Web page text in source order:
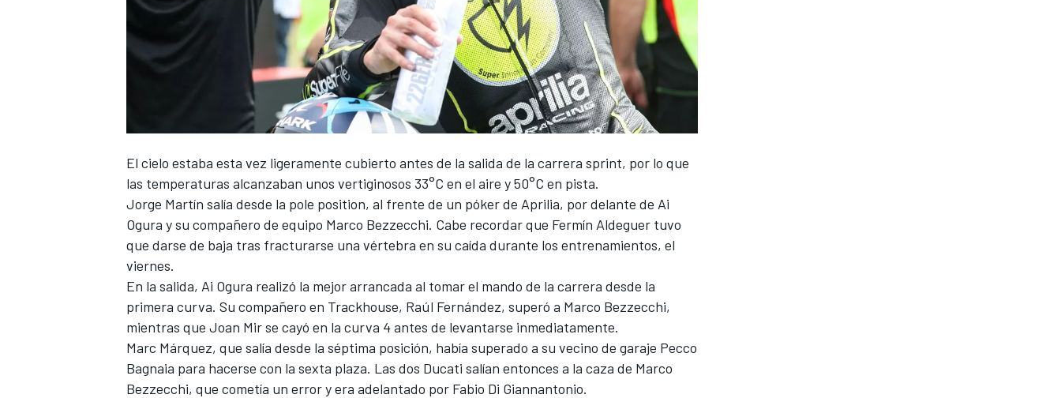
NASCAR CUP
FÓRMULA E
El cielo estaba esta vez ligeramente cubierto antes de la salida de la carrera sprint, por lo que
las temperaturas alcanzaban unos vertiginosos 33°C en el aire y 50°C en pista.
Jorge Martín salía desde la pole position, al frente de un póker de Aprilia, por delante de Ai
Ogura y su compañero de equipo Marco Bezzecchi. Cabe recordar que Fermín Aldeguer tuvo
que darse de baja tras fracturarse una vértebra en su caída durante los entrenamientos, el
viernes.
En la salida, Ai Ogura realizó la mejor arrancada al tomar el mando de la carrera desde la
primera curva. Su compañero en Trackhouse, Raúl Fernández, superó a Marco Bezzecchi,
mientras que Joan Mirse cayó en la curva 4 antes de levantarse inmediatamente.
Marc Márquez, que salía desde la séptima posición, había superado a su vecino de garaje Pecco
Bagnaia para hacerse con la sexta plaza. Las dos Ducati salían entonces a la caza de Marco
Bezzecchi, que cometía un error y era adelantado por Fabio Di Giannantonio.